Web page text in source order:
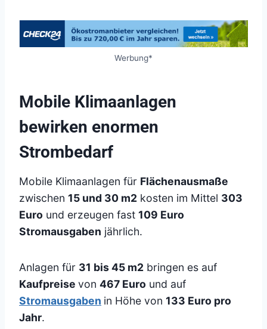
Werbung*
Mobile Klimaanlagen
bewirken enormen
Strombedarf
Mobile Klimaanlagen für Flächenausmaße
zwischen 15 und 30 m2 kosten im Mittel 303
Euro und erzeugen fast 109 Euro
Stromausgaben jährlich.
Anlagen für 31 bis 45 m2 bringen es auf
Kaufpreise von 467 Euro und auf
Stromausgaben in Höhe von 133 Euro pro
Jahr.